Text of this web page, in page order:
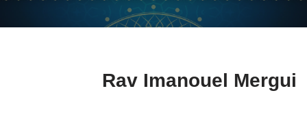
Rav Imanouel Mergui